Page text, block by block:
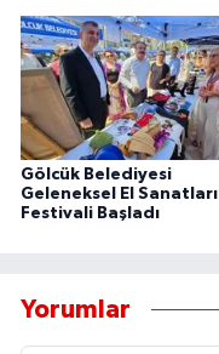
Gölcük Belediyesi
Geleneksel El Sanatları
Festivali Başladı
Yorumlar